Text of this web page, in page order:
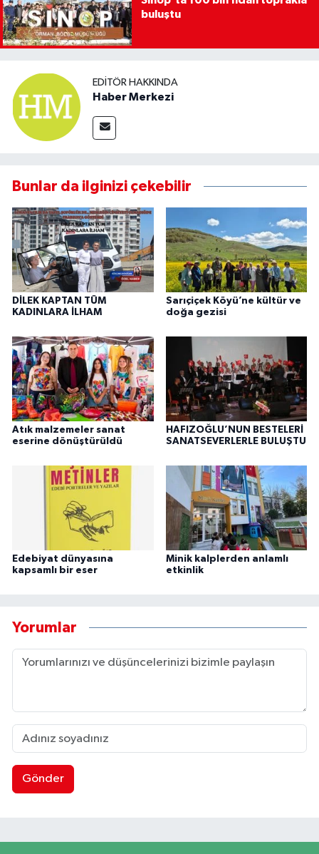
buluştu
EDITÖR HAKKINDA
Haber Merkezi
Bunlar da ilginizi çekebilir
DİLEK KAPTAN TÜM
KADINLARA İLHAM
Sarıçiçek Köyü’ne kültür ve
doğa gezisi
Atık malzemeler sanat
eserine dönüştürüldü
HAFIZOĞLU’NUN BESTELERİ
SANATSEVERLERLE BULUŞTU
Edebiyat dünyasına
kapsamlı bir eser
Minik kalplerden anlamlı
etkinlik
Yorumlar
Gönder